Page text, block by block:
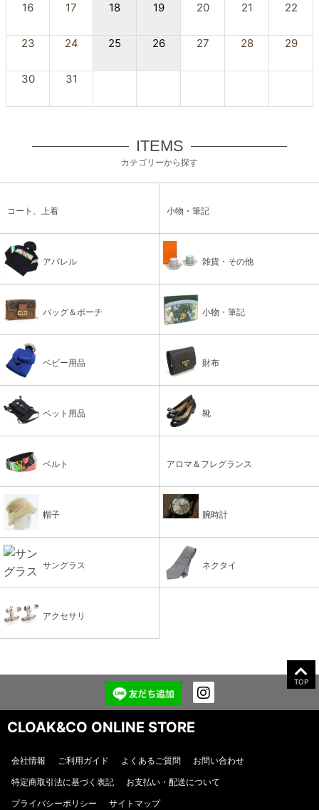
16 17 18 19 20 21 22
23 24 25 26 27 28 29
30 31
ITEMS
カテゴリーから探す
コート、上着 小物・筆記
アパレル 雑貨・その他
バッグ＆ポーチ 小物・筆記
ベビー用品 財布
ペット用品 靴
ベルト アロマ＆フレグランス
帽子 腕時計
サングラス ネクタイ
アクセサリ
TOP
CLOAK&CO ONLINE STORE
会社情報 ご利用ガイド よくあるご質問
お問い合わせ
特定商取引法に基づく表記
お支払い・配送について
プライバシーポリシー
サイトマップ